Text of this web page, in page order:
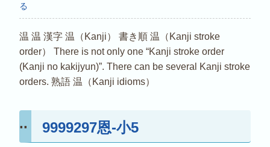
る
温 温 漢字 温（Kanji） 書き順 温（Kanji stroke
order） There is not only one “Kanji stroke order
(Kanji no kakijyun)”. There can be several Kanji stroke
orders. 熟語 温（Kanji idioms）
9999297恩-小5